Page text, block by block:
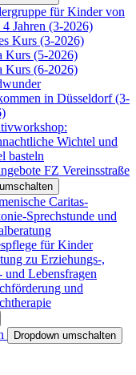
für Kinder von
4 Jahren (3-2026)
Kurs (3-2026)
Kurs (5-2026)
Kurs (6-2026)
in Düsseldorf (3-
Wichtel und
basteln
FZ Vereinsstraße
Caritas-
Sprechstunde und
für Kinder
zu Erziehungs-,
und Lebensfragen
und
Dropdown umschalten